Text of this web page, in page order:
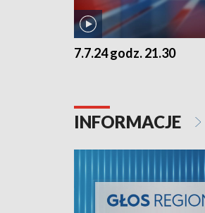
7.7.24 godz. 21.30
INFORMACJE